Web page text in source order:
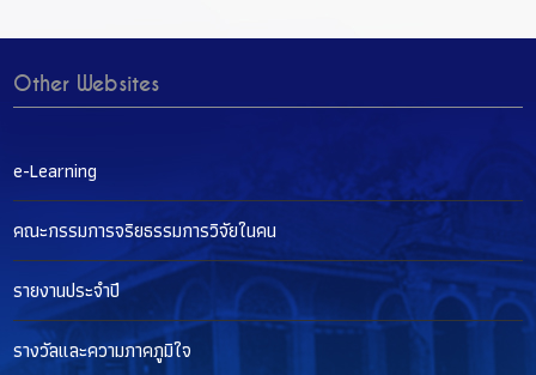
Other Websites
e-Learning
คณะกรรมการจริยธรรมการวิจัยในคน
รายงานประจำปี
รางวัลและความภาคภูมิใจ